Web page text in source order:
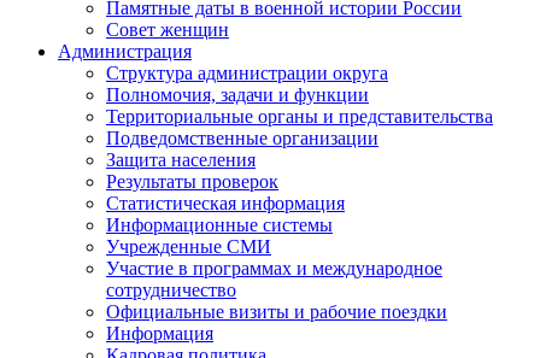
Памятные даты в военной истории России
Совет женщин
Администрация
Структура администрации округа
Полномочия, задачи и функции
Территориальные органы и представительства
Подведомственные организации
Защита населения
Результаты проверок
Статистическая информация
Информационные системы
Учрежденные СМИ
Участие в программах и международное
сотрудничество
Официальные визиты и рабочие поездки
Информация